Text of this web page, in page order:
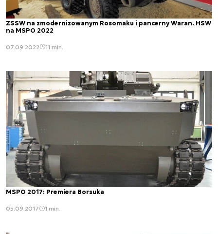
ZSSW na zmodernizowanym Rosomaku i pancerny Waran. HSW
na MSPO 2022
07.09.2022 11 min.
MSPO 2017: Premiera Borsuka
05.09.2017 1 min.